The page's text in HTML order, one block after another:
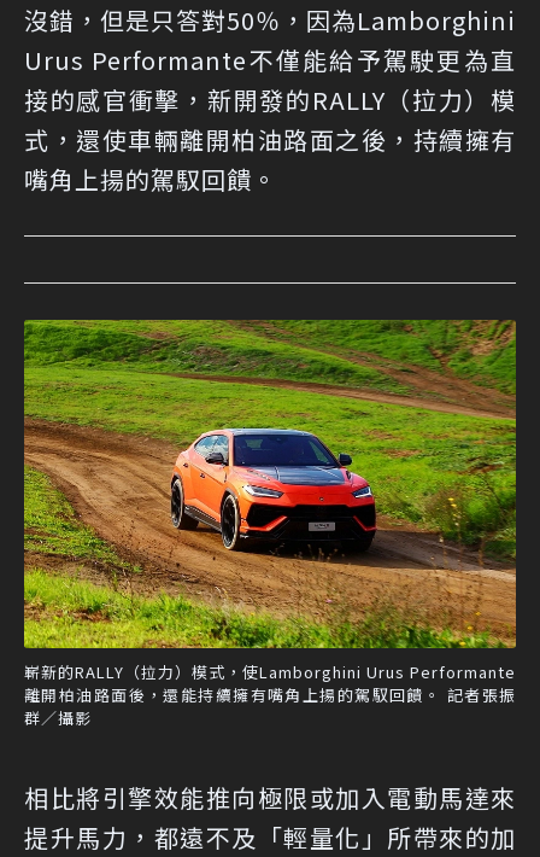
沒錯，但是只答對50％，因為Lamborghini
Urus Performante不僅能給予駕駛更為直
接的感官衝擊，新開發的RALLY（拉力）模
式，還使車輛離開柏油路面之後，持續擁有
嘴角上揚的駕馭回饋。
嶄新的RALLY（拉力）模式，使Lamborghini Urus Performante
離開柏油路面後，還能持續擁有嘴角上揚的駕馭回饋。 記者張振
群／攝影
相比將引擎效能推向極限或加入電動馬達來
提升馬力，都遠不及「輕量化」所帶來的加